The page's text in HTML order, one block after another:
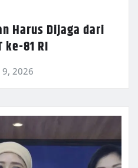
Harus Dijaga dari
ke-81 RI
9, 2026